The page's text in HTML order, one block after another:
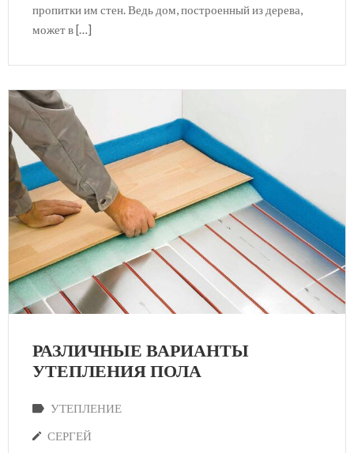
пропитки им стен. Ведь дом, построенный из дерева,
может в […]
РАЗЛИЧНЫЕ ВАРИАНТЫ
УТЕПЛЕНИЯ ПОЛА
УТЕПЛЕНИЕ
СЕРГЕЙ